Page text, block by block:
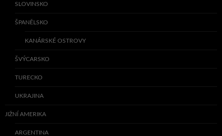
SLOVINSKO
ŠPANĚLSKO
KANÁRSKÉ OSTROVY
ŠVÝCARSKO
TURECKO
UKRAJINA
JIŽNÍ AMERIKA
ARGENTINA